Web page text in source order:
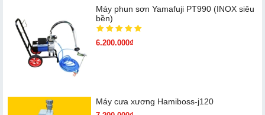
Máy phun sơn Yamafuji PT990 (INOX siêu
bền)
6.200.000₫
Máy cưa xương Hamiboss-j120